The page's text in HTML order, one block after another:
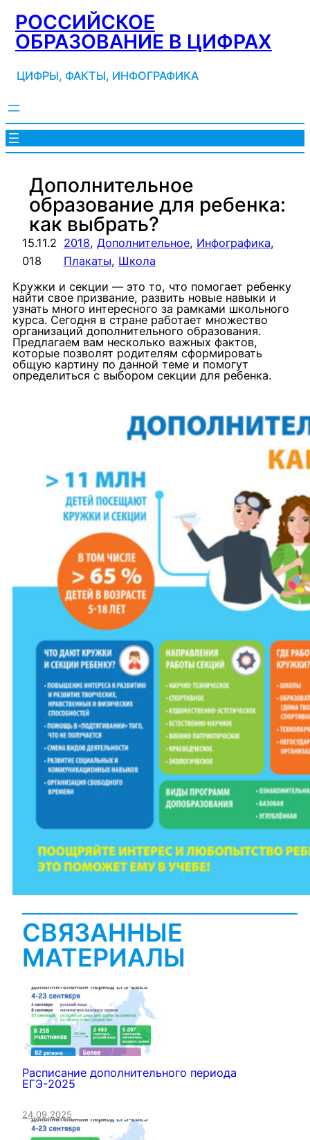
Перейти
содержимому
РОССИЙСКОЕ
ОБРАЗОВАНИЕ В ЦИФРАХ
ЦИФРЫ, ФАКТЫ, ИНФОГРАФИКА
Дополнительное
образование для ребенка:
как выбрать?
15.11.2
018
2018, Дополнительное, Инфографика
Плакаты, Школа
Кружки и секции — это то, что помогает ребенку
найти свое призвание, развить новые навыки и
узнать много интересного за рамками школьного
курса. Сегодня в стране работает множество
организаций дополнительного образования.
Предлагаем вам несколько важных фактов,
которые позволят родителям сформировать
общую картину по данной теме и помогут
определиться с выбором секции для ребенка.
СВЯЗАННЫЕ
МАТЕРИАЛЫ
Расписание дополнительного периода
ЕГЭ-2025
24.09.2025